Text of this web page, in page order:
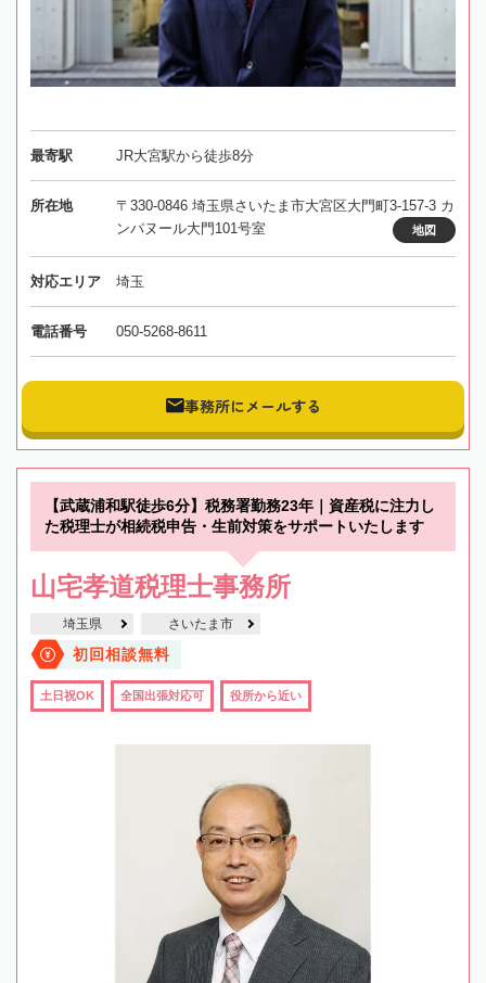
最寄駅 JR大宮駅から徒歩8分
所在地
〒330-0846 埼玉県さいたま市大宮区大門町3-157-3 カ
ンパヌール大門101号室
地図
対応エリア 埼玉
電話番号 050-5268-8611
事務所にメールする
【武蔵浦和駅徒歩6分】税務署勤務23年｜資産税に注力し
た税理士が相続税申告・生前対策をサポートいたします
山宅孝道税理士事務所
埼玉県 さいたま市
初回相談無料
土日祝OK 全国出張対応可 役所から近い